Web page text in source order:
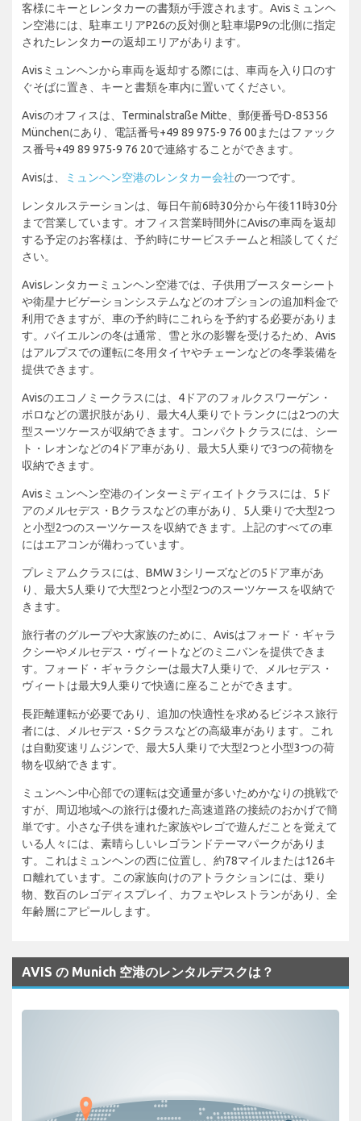
客様にキーとレンタカーの書類が手渡されます。Avisミュンヘ
ン空港には、駐車エリアP26の反対側と駐車場P9の北側に指定
されたレンタカーの返却エリアがあります。
Avisミュンヘンから車両を返却する際には、車両を入り口のす
ぐそばに置き、キーと書類を車内に置いてください。
Avisのオフィスは、Terminalstraße Mitte、郵便番号D-85356
Münchenにあり、電話番号+49 89 975-9 76 00またはファック
ス番号+49 89 975-9 76 20で連絡することができます。
Avisは、 ミュンヘン空港のレンタカー会社の一つです。
レンタルステーションは、毎日午前6時30分から午後11時30分
まで営業しています。オフィス営業時間外にAvisの車両を返却
する予定のお客様は、予約時にサービスチームと相談してくだ
さい。
Avisレンタカーミュンヘン空港では、子供用ブースターシート
や衛星ナビゲーションシステムなどのオプションの追加料金で
利用できますが、車の予約時にこれらを予約する必要がありま
す。バイエルンの冬は通常、雪と氷の影響を受けるため、Avis
はアルプスでの運転に冬用タイヤやチェーンなどの冬季装備を
提供できます。
Avisのエコノミークラスには、4ドアのフォルクスワーゲン・
ポロなどの選択肢があり、最大4人乗りでトランクには2つの大
型スーツケースが収納できます。コンパクトクラスには、シー
ト・レオンなどの4ドア車があり、最大5人乗りで3つの荷物を
収納できます。
Avisミュンヘン空港のインターミディエイトクラスには、5ド
アのメルセデス・Bクラスなどの車があり、5人乗りで大型2つ
と小型2つのスーツケースを収納できます。上記のすべての車
にはエアコンが備わっています。
プレミアムクラスには、BMW 3シリーズなどの5ドア車があ
り、最大5人乗りで大型2つと小型2つのスーツケースを収納で
きます。
旅行者のグループや大家族のために、Avisはフォード・ギャラ
クシーやメルセデス・ヴィートなどのミニバンを提供できま
す。フォード・ギャラクシーは最大7人乗りで、メルセデス・
ヴィートは最大9人乗りで快適に座ることができます。
長距離運転が必要であり、追加の快適性を求めるビジネス旅行
者には、メルセデス・Sクラスなどの高級車があります。これ
は自動変速リムジンで、最大5人乗りで大型2つと小型3つの荷
物を収納できます。
ミュンヘン中心部での運転は交通量が多いためかなりの挑戦で
すが、周辺地域への旅行は優れた高速道路の接続のおかげで簡
単です。小さな子供を連れた家族やレゴで遊んだことを覚えて
いる人々には、素晴らしいレゴランドテーマパークがありま
す。これはミュンヘンの西に位置し、約78マイルまたは126キ
ロ離れています。この家族向けのアトラクションには、乗り
物、数百のレゴディスプレイ、カフェやレストランがあり、全
年齢層にアピールします。
AVIS の Munich 空港のレンタルデスクは？